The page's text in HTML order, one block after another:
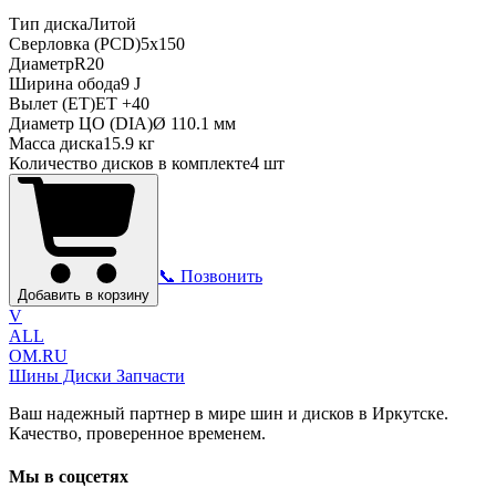
Тип дискаЛитой
Сверловка (PCD)5x150
ДиаметрR20
Ширина обода9 J
Вылет (ET)ET +40
Диаметр ЦО (DIA)Ø 110.1 мм
Масса диска15.9 кг
Количество дисков в комплекте4 шт
Добавить в корзину
📞 Позвонить
V
ALL
OM.RU
Шины Диски Запчасти
Ваш надежный партнер в мире шин и дисков в Иркутске.
Качество, проверенное временем.
Мы в соцсетях